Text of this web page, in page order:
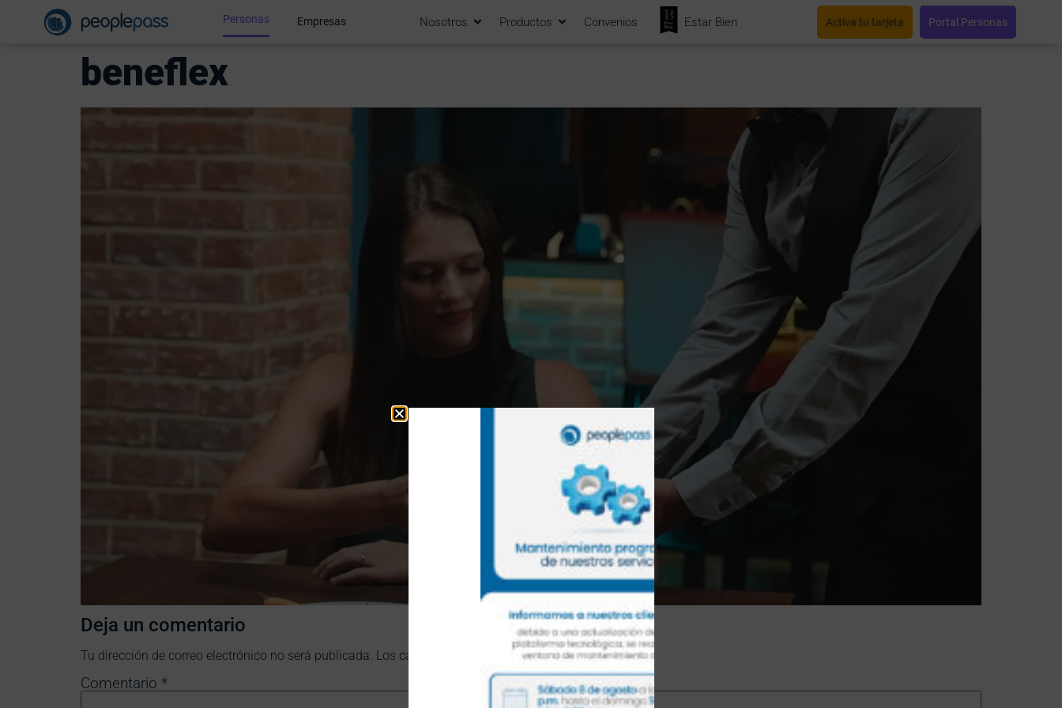
Personas Empresas Nosotros Productos Convenios Estar Bien Activa tu tarjeta Portal Personas
beneflex
Deja un comentario
Tu dirección de correo electrónico no será publicada. Los campos obligatorios están marcados con*
Comentario *